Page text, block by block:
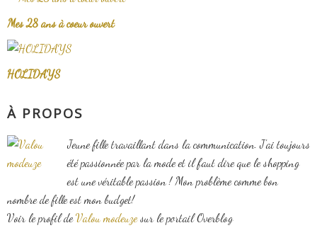
Mes 28 ans à coeur ouvert
HOLIDAYS
À PROPOS
Jeune fille travaillant dans la communication. J'ai toujours
été passionnée par la mode et il faut dire que le shopping
est une véritable passion ! Mon problème comme bon
nombre de fille est mon budget!
Voir le profil deValou modeuzesur le portail Overblog